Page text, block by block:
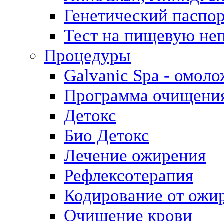
Генетический
Тест на пищевую
Процедуры
Galvanic Spa -
Программа
Детокс
Био Детокс
Лечение ожирения
Рефлексотерапия
Кодирование от
Очищение крови